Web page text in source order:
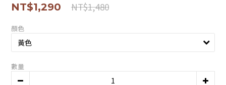
NT$1,290 NT$1,480
顏色
數量